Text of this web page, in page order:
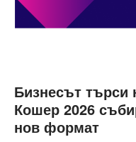
Бизнесът търси
Кошер 2026
нов формат